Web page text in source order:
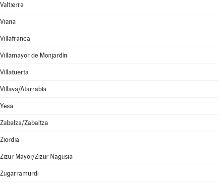
Valtierra
Viana
Villafranca
Villamayor de Monjardín
Villatuerta
Villava/Atarrabia
Yesa
Zabalza/Zabaltza
Ziordia
Zizur Mayor/Zizur Nagusia
Zugarramurdi